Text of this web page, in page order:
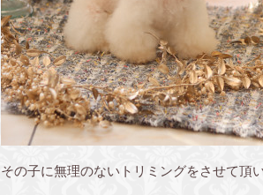
その子に無理のないトリミングをさせて頂